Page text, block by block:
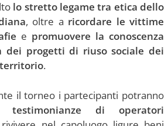
lo stretto legame tra etica dello
, oltre a ricordare le vittime
e promuovere la conoscenza
dei progetti di riuso sociale dei
.
il torneo i partecipanti potranno
testimonianze di operatori